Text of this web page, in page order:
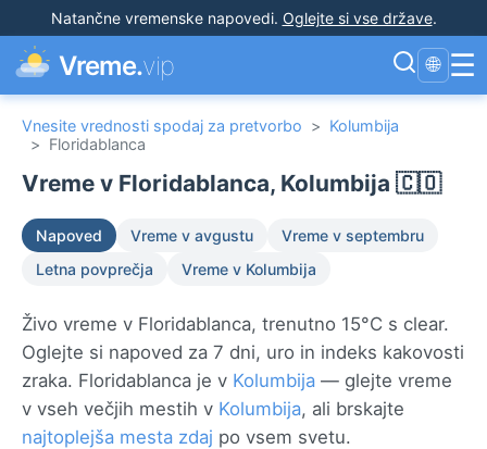
Natančne vremenske napovedi. Oglejte si vse države.
Vreme.vip 🌐 ☰
Vnesite vrednosti spodaj za pretvorbo > Kolumbija
> Floridablanca
Vreme v Floridablanca, Kolumbija 🇨🇴
Napoved Vreme v avgustu
Vreme v septembru
Letna povprečja
Vreme v Kolumbija
Živo vreme v Floridablanca, trenutno 15°C s clear.
Oglejte si napoved za 7 dni, uro in indeks kakovosti
zraka. Floridablanca je v Kolumbija — glejte vreme
v vseh večjih mestih v Kolumbija, ali brskajte
najtoplejša mesta zdaj po vsem svetu.